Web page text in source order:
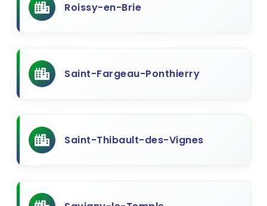
Roissy-en-Brie
Saint-Fargeau-Ponthierry
Saint-Thibault-des-Vignes